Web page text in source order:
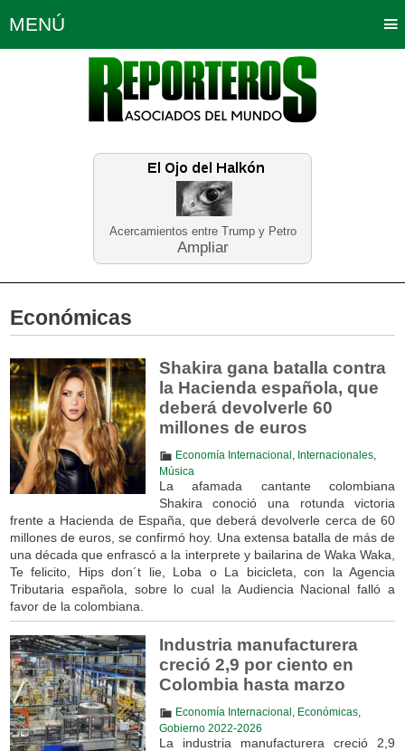
Acercamientos entre Trump y Petro
Ampliar
MENÚ
Política Opinión Bogotá
Planeta Tierra Deportes
Educación Neira
Económicas
Shakira gana batalla contra
la Hacienda española, que
deberá devolverle 60
millones de euros
Economía Internacional Internacionales,
Música
La afamada cantante colombiana
Shakira conoció una rotunda victoria
frente a Hacienda de España, que deberá devolverle cerca de 60
millones de euros, se confirmó hoy. Una extensa batalla de más de
una década que enfrascó a la interprete y bailarina de Waka Waka,
Te felicito, Hips don´t lie, Loba o La bicicleta, con la Agencia
Tributaria española, sobre lo cual la Audiencia Nacional falló a
favor de la colombiana.
Industria manufacturera
creció 2,9 por ciento en
Colombia hasta marzo
Economía Internacional Económicas,
Gobierno 2022-2026
La industria manufacturera creció 2,9